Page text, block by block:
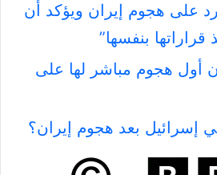
على هجوم إيران ويؤكد أن
بنفسها”
أول هجوم مباشر لها على
إسرائيل بعد هجوم إيران؟